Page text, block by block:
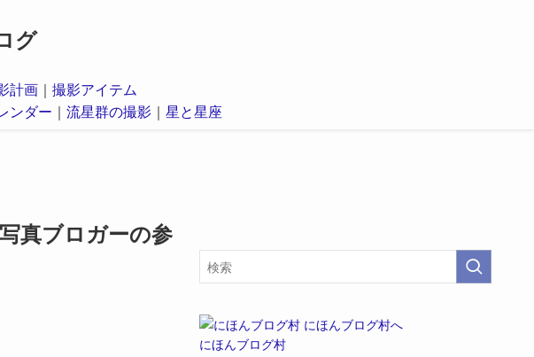
グ
計画 ｜ 撮影アイテム
ンダー ｜ 流星群の撮影 ｜ 星と星座
真ブロガーの参
にほんブログ村